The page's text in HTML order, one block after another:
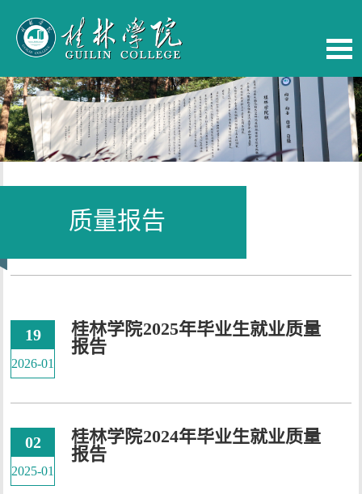
质量报告
当前位置：首页-
19
2026-01
桂林学院2025年毕业生就业质量
报告
02
2025-01
桂林学院2024年毕业生就业质量
报告